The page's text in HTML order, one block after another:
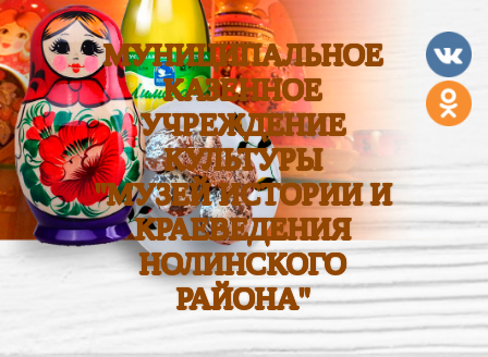
МУНИЦИПАЛЬНОЕ
КАЗЕННОЕ
УЧРЕЖДЕНИЕ
КУЛЬТУРЫ
"МУЗЕЙ ИСТОРИИ И
КРАЕВЕДЕНИЯ
НОЛИНСКОГО
РАЙОНА"